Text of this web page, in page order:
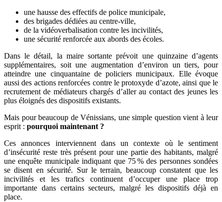
une hausse des effectifs de police municipale,
des brigades dédiées au centre-ville,
de la vidéoverbalisation contre les incivilités,
une sécurité renforcée aux abords des écoles.
Dans le détail, la maire sortante prévoit une quinzaine d’agents
supplémentaires, soit une augmentation d’environ un tiers, pour
atteindre une cinquantaine de policiers municipaux. Elle évoque
aussi des actions renforcées contre le protoxyde d’azote, ainsi que le
recrutement de médiateurs chargés d’aller au contact des jeunes les
plus éloignés des dispositifs existants.
Mais pour beaucoup de Vénissians, une simple question vient à leur
esprit : pourquoi maintenant ?
Ces annonces interviennent dans un contexte où le sentiment
d’insécurité reste très présent pour une partie des habitants, malgré
une enquête municipale indiquant que 75 % des personnes sondées
se disent en sécurité. Sur le terrain, beaucoup constatent que les
incivilités et les trafics continuent d’occuper une place trop
importante dans certains secteurs, malgré les dispositifs déjà en
place.